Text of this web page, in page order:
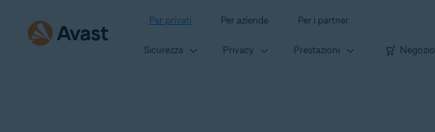
Per privati Per aziende Per i partner
Sicurezza Privacy Prestazioni Negozio